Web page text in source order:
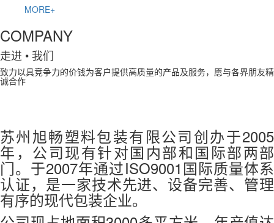
MORE+
COMPANY
走进 • 我们
致力以具竞争力的价钱为客户提供高质量的产品及服务，愿与各界朋友精
诚合作
苏州旭畅塑料包装有限公司创办于2005
年，公司现有针对国内部和国际部两部
门。于2007年通过ISO9001国际质量体系
认证，是一家技术先进、设备完善、管理
有序的现代包装企业。